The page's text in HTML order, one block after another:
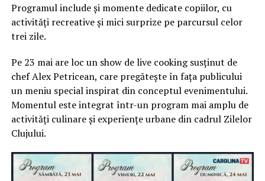
Programul include și momente dedicate copiilor, cu
activități recreative și mici surprize pe parcursul celor
trei zile.
Pe 23 mai are loc un show de live cooking susținut de
chef Alex Petricean, care pregătește în fața publicului
un meniu special inspirat din conceptul evenimentului.
Momentul este integrat într-un program mai amplu de
activități culinare și experiențe urbane din cadrul Zilelor
Clujului.